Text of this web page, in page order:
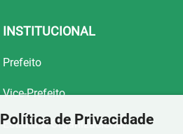
INSTITUCIONAL
Prefeito
Vice-Prefeito
Estrutura Organizacional
Política de Privacidade